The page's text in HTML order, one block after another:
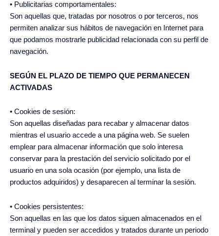
• Publicitarias comportamentales:
Son aquellas que, tratadas por nosotros o por terceros, nos
permiten analizar sus hábitos de navegación en Internet para
que podamos mostrarle publicidad relacionada con su perfil de
navegación.
SEGÚN EL PLAZO DE TIEMPO QUE PERMANECEN
ACTIVADAS
• Cookies de sesión:
Son aquellas diseñadas para recabar y almacenar datos
mientras el usuario accede a una página web. Se suelen
emplear para almacenar información que solo interesa
conservar para la prestación del servicio solicitado por el
usuario en una sola ocasión (por ejemplo, una lista de
productos adquiridos) y desaparecen al terminar la sesión.
• Cookies persistentes:
Son aquellas en las que los datos siguen almacenados en el
terminal y pueden ser accedidos y tratados durante un periodo